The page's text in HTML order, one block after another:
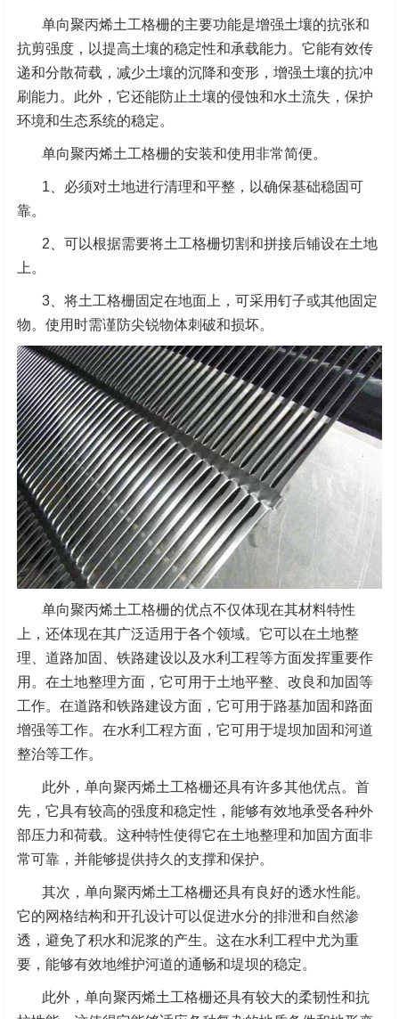
单向聚丙烯土工格栅的主要功能是增强土壤的抗张和
抗剪强度，以提高土壤的稳定性和承载能力。它能有效传
递和分散荷载，减少土壤的沉降和变形，增强土壤的抗冲
刷能力。此外，它还能防止土壤的侵蚀和水土流失，保护
环境和生态系统的稳定。
单向聚丙烯土工格栅的安装和使用非常简便。
1、必须对土地进行清理和平整，以确保基础稳固可
靠。
2、可以根据需要将土工格栅切割和拼接后铺设在土地
上。
3、将土工格栅固定在地面上，可采用钉子或其他固定
物。使用时需谨防尖锐物体刺破和损坏。
单向聚丙烯土工格栅的优点不仅体现在其材料特性
上，还体现在其广泛适用于各个领域。它可以在土地整
理、道路加固、铁路建设以及水利工程等方面发挥重要作
用。在土地整理方面，它可用于土地平整、改良和加固等
工作。在道路和铁路建设方面，它可用于路基加固和路面
增强等工作。在水利工程方面，它可用于堤坝加固和河道
整治等工作。
此外，单向聚丙烯土工格栅还具有许多其他优点。首
先，它具有较高的强度和稳定性，能够有效地承受各种外
部压力和荷载。这种特性使得它在土地整理和加固方面非
常可靠，并能够提供持久的支撑和保护。
其次，单向聚丙烯土工格栅还具有良好的透水性能。
它的网格结构和开孔设计可以促进水分的排泄和自然渗
透，避免了积水和泥浆的产生。这在水利工程中尤为重
要，能够有效地维护河道的通畅和堤坝的稳定。
此外，单向聚丙烯土工格栅还具有较大的柔韧性和抗